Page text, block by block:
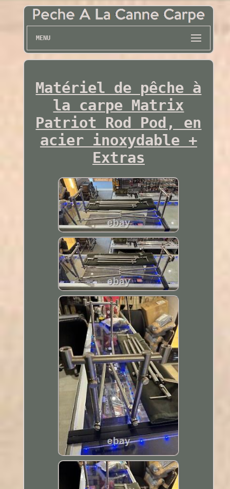
MENU
Matériel de pêche à
la carpe Matrix
Patriot Rod Pod, en
acier inoxydable +
Extras